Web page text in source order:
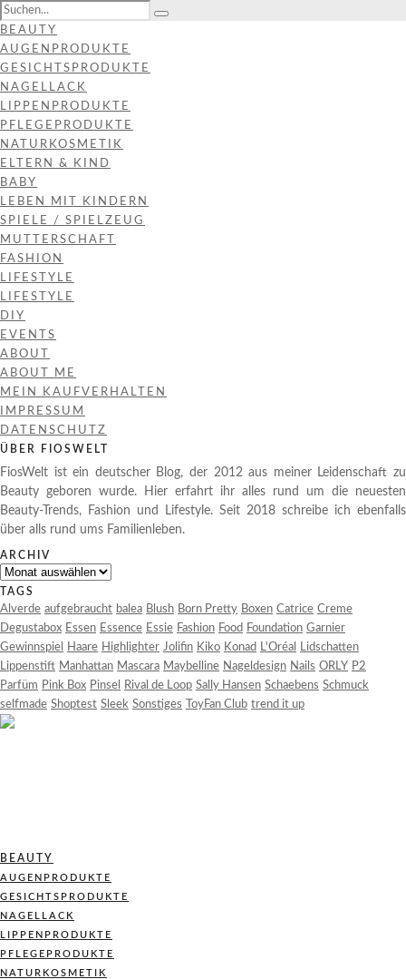
BEAUTY
AUGENPRODUKTE
GESICHTSPRODUKTE
NAGELLACK
LIPPENPRODUKTE
PFLEGEPRODUKTE
NATURKOSMETIK
ELTERN & KIND
BABY
LEBEN MIT KINDERN
SPIELE / SPIELZEUG
MUTTERSCHAFT
FASHION
LIFESTYLE
LIFESTYLE
DIY
EVENTS
ABOUT
ABOUT ME
MEIN KAUFVERHALTEN
IMPRESSUM
DATENSCHUTZ
ÜBER FIOSWELT
FiosWelt ist ein deutscher Blog, der 2012 aus meiner Leidenschaft zu
Beauty geboren wurde. Hier erfahrt ihr alles rund um die neuesten
Beauty-Trends, Fashion und Lifestyle. Seit 2018 schreibe ich ebenfalls
über alls rund ums Familienleben.
ARCHIV
Archiv
TAGS
Alverde aufgebraucht balea Blush Born Pretty Boxen Catrice Creme
Degustabox Essen Essence Essie Fashion Food Foundation Garnier
Gewinnspiel
Haare Highlighter Jolifin Kiko Konad L'Oréal
Lidschatten
Lippenstift Manhattan Mascara Maybelline Nageldesign Nails ORLY P2
Parfüm Pink Box Pinsel Rival de Loop Sally Hansen Schaebens Schmuck
selfmade Shoptest Sleek Sonstiges ToyFan Club trend it up
BEAUTY
AUGENPRODUKTE
GESICHTSPRODUKTE
NAGELLACK
LIPPENPRODUKTE
PFLEGEPRODUKTE
NATURKOSMETIK